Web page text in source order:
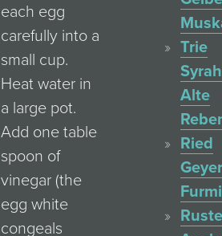
each egg
carefully into a
small cup.
Heat water in
a large pot.
Add one table
spoon of
vinegar (the
egg white
congeals
Trie
Syrah
Alte
Ried